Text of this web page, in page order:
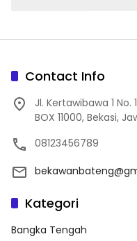
Contact Info
Jl. Kertawibawa 1
BOX 11000, Bekasi,
08123456789
Kategori
Bangka Tengah